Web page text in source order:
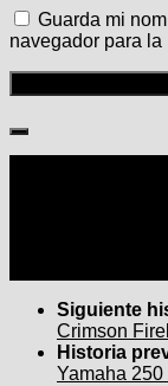
Guarda mi
navegador para la
Siguiente
Crimson
Historia
Yamaha